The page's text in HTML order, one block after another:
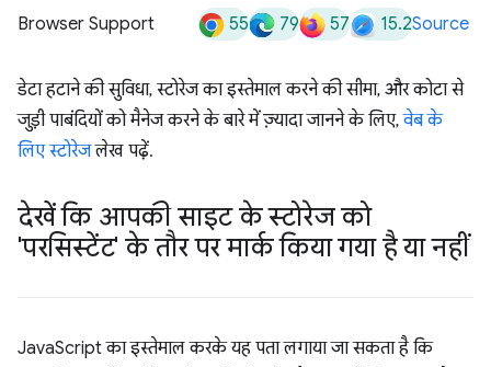
Browser Support 55 79 57 15.2Source
डेटा हटाने की सुविधा, स्टोरेज का इस्तेमाल करने की सीमा, और कोटा से
जुड़ी पाबंदियों को मैनेज करने के बारे में ज़्यादा जानने के लिए,वेब के
लिए स्टोरेजलेख पढ़ें.
देखें कि आपकी साइट के स्टोरेज को
'परसिस्टेंट' के तौर पर मार्क किया गया है या नहीं
JavaScript का इस्तेमाल करके यह पता लगाया जा सकता है कि